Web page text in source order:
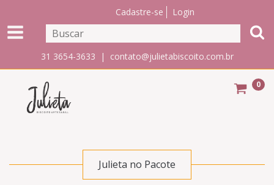
Cadastre-se Login
31 3654-3633 | contato@julietabiscoito.com.br
0
Julieta no Pacote